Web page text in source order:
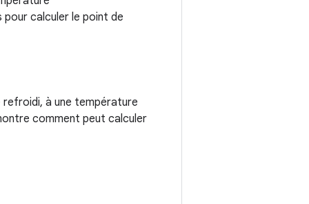
pour calculer le point de
à une température
comment peut calculer